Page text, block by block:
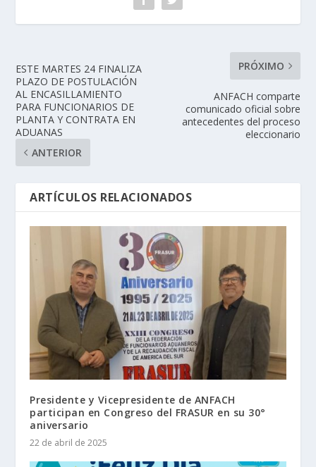
ESTE MARTES 24 FINALIZA
PLAZO DE POSTULACIÓN
AL ENCASILLAMIENTO
PARA FUNCIONARIOS DE
PLANTA Y CONTRATA EN
ADUANAS
ANTERIOR
PRÓXIMO
ANFACH comparte
comunicado oficial sobre
antecedentes del proceso
eleccionario
ARTÍCULOS RELACIONADOS
Presidente y Vicepresidente de ANFACH
participan en Congreso del FRASUR en su 30°
aniversario
22 de abril de 2025